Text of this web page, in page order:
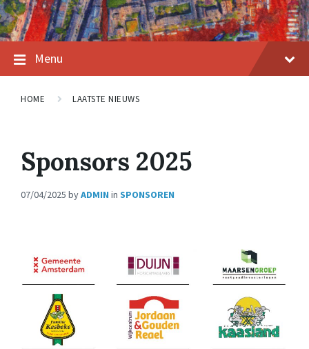
Menu
HOME LAATSTE NIEUWS
Sponsors 2025
07/04/2025 byADMIN in SPONSOREN